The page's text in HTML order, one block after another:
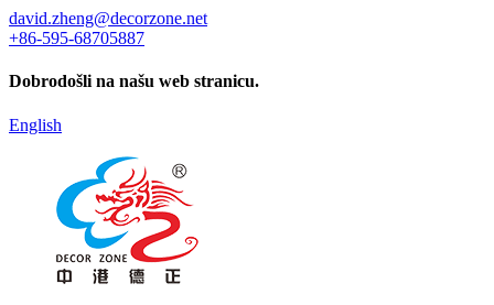
david.zheng@decorzone.net
+86-595-68705887
Dobrodošli na našu web stranicu.
English